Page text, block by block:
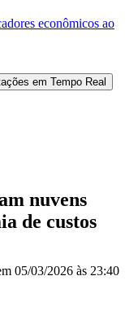
Jardim
econômicos ao
em Tempo Real
nuvens
de custos
05/03/2026 às 23:40